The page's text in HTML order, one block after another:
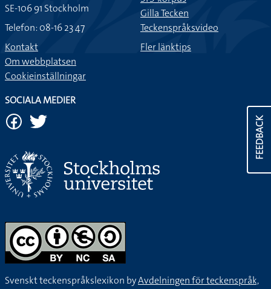
FEEDBACK
SE-106 91 Stockholm
Telefon: 08-16 23 47
Kontakt
Om webbplatsen
Cookieinställningar
Gilla Tecken
Teckenspråksvideo
Fler länktips
SOCIALA MEDIER
Svenskt teckenspråkslexikon byAvdelningen för teckenspråk,